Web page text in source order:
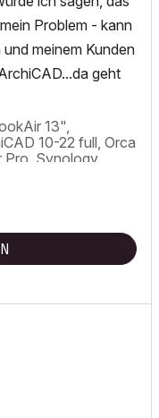
Problem - kann
meinem Kunden
geht
13",
10-22 full, Orca
Pro, Synology